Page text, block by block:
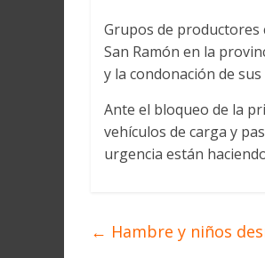
Ucayali,
San
Martín
Loreto
Grupos de productores
San Ramón en la
y la condonación de
Ante el bloqueo de la
vehículos de carga y
urgencia están
← Hambre y niños